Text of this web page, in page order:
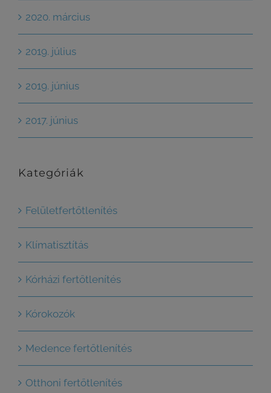
2020. március
2019. július
2019. június
2017. június
Kategóriák
Felületfertőtlenítés
Klímatisztítás
Kórházi fertőtlenítés
Kórokozók
Medence fertőtlenítés
Otthoni fertőtlenítés